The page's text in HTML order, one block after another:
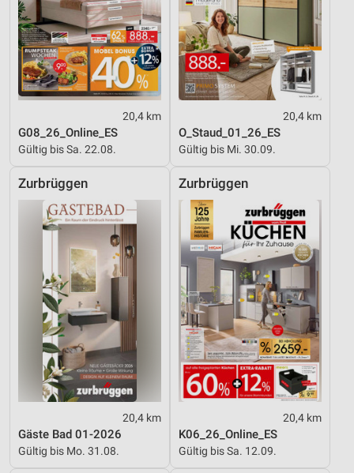
20,4 km
G08_26_Online_ES
Gültig bis Sa. 22.08.
20,4 km
O_Staud_01_26_ES
Gültig bis Mi. 30.09.
Zurbrüggen
20,4 km
Gäste Bad 01-2026
Gültig bis Mo. 31.08.
Zurbrüggen
20,4 km
K06_26_Online_ES
Gültig bis Sa. 12.09.